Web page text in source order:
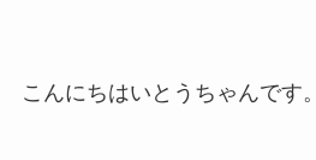
こんにちはいとうちゃんです。